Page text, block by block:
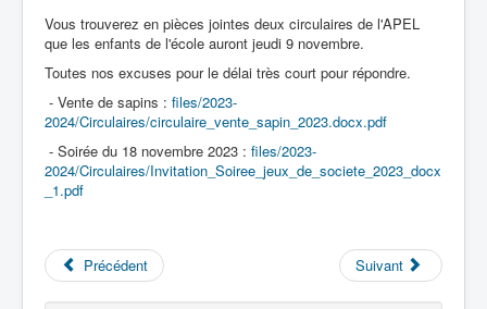
Accueil
L'Ecole
La vie dans les classes
Infos pratiques
Les associations
Vous trouverez en pièces jointes deux circulaires de l'APEL
que les enfants de l'école auront jeudi 9 novembre.
Toutes nos excuses pour le délai très court pour répondre.
- Vente de sapins : files/2023-
2024/Circulaires/circulaire_vente_sapin_2023.docx.pdf
- Soirée du 18 novembre 2023 : files/2023-
2024/Circulaires/Invitation_Soiree_jeux_de_societe_2023_docx
_1.pdf
Précédent Suivant